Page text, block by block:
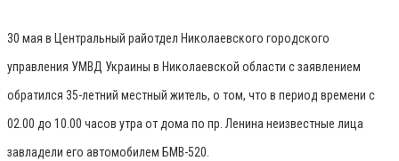
30 мая в Центральный райотдел Николаевского городского
управления УМВД Украины в Николаевской области с заявлением
обратился 35-летний местный житель, о том, что в период времени с
02.00 до 10.00 часов утра от дома по пр. Ленина неизвестные лица
завладели его автомобилем БМВ-520.